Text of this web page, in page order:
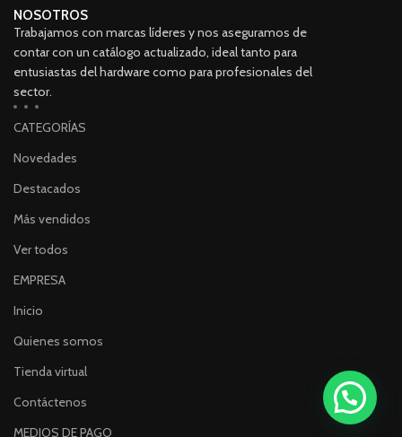
NOSOTROS
Trabajamos con marcas líderes y nos aseguramos de
contar con un catálogo actualizado, ideal tanto para
entusiastas del hardware como para profesionales del
sector.
CATEGORÍAS
Novedades
Destacados
Más vendidos
Ver todos
EMPRESA
Inicio
Quienes somos
Tienda virtual
Contáctenos
MEDIOS DE PAGO